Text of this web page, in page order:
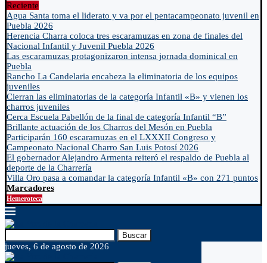
Reciente
Agua Santa toma el liderato y va por el pentacampeonato juvenil en
Puebla 2026
Herencia Charra coloca tres escaramuzas en zona de finales del
Nacional Infantil y Juvenil Puebla 2026
Las escaramuzas protagonizaron intensa jornada dominical en
Puebla
Rancho La Candelaria encabeza la eliminatoria de los equipos
juveniles
Cierran las eliminatorias de la categoría Infantil «B» y vienen los
charros juveniles
Cerca Escuela Pabellón de la final de categoría Infantil “B”
Brillante actuación de los Charros del Mesón en Puebla
Participarán 160 escaramuzas en el LXXXII Congreso y
Campeonato Nacional Charro San Luis Potosí 2026
El gobernador Alejandro Armenta reiteró el respaldo de Puebla al
deporte de la Charrería
Villa Oro pasa a comandar la categoría Infantil «B» con 271 puntos
Marcadores
Hemeroteca
Buscar
jueves, 6 de agosto de 2026